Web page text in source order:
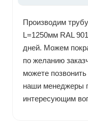
Производим
L=1250мм RAL
дней. Можем
по желанию
можете
наши менеджеры
интересующим